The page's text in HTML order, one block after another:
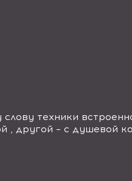
техники
, другой – с душевой